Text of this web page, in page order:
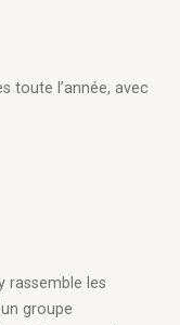
toute l’année, avec
rassemble les
groupe